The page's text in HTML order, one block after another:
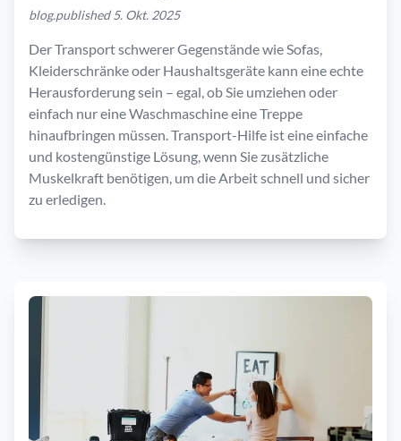
blog.published 5. Okt. 2025
Der Transport schwerer Gegenstände wie Sofas,
Kleiderschränke oder Haushaltsgeräte kann eine echte
Herausforderung sein – egal, ob Sie umziehen oder
einfach nur eine Waschmaschine eine Treppe
hinaufbringen müssen. Transport-Hilfe ist eine einfache
und kostengünstige Lösung, wenn Sie zusätzliche
Muskelkraft benötigen, um die Arbeit schnell und sicher
zu erledigen.